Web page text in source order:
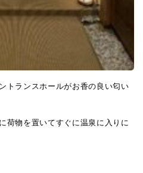
トランスホールがお香の良い匂い
荷物を置いてすぐに温泉に入りに